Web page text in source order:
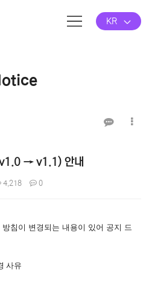
KR
→ v1.1) 안내
4,218 0
침이 변경되는 내용이 있어 공지 드
사유